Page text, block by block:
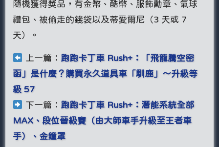
隨機獲得獎品，有金幣、酷幣、服飾勳章、氣球
禮包、被偷走的錢袋以及蒂愛爾尼（3 天或 7
天）。
上一篇： 跑跑卡丁車 Rush+：「飛龍騰空密
函」是什麼？購買永久道具車「馴鹿」～升級等
級 57
下一篇： 跑跑卡丁車 Rush+：潛能系統全部
MAX、段位晉級賽（由大師車手升級至王者車
手）、金鐘罩